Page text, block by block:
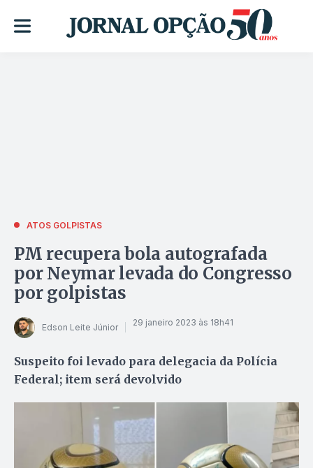
ATOS GOLPISTAS
PM recupera bola autografada
por Neymar levada do Congresso
por golpistas
Edson Leite Júnior 29 janeiro 2023 às 18h41
Suspeito foi levado para delegacia da Polícia
Federal; item será devolvido